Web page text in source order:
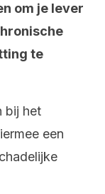
om je lever
te
bij het
een